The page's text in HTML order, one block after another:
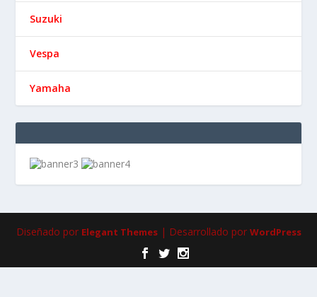
Suzuki
Vespa
Yamaha
Diseñado por Elegant Themes| Desarrollado por WordPress